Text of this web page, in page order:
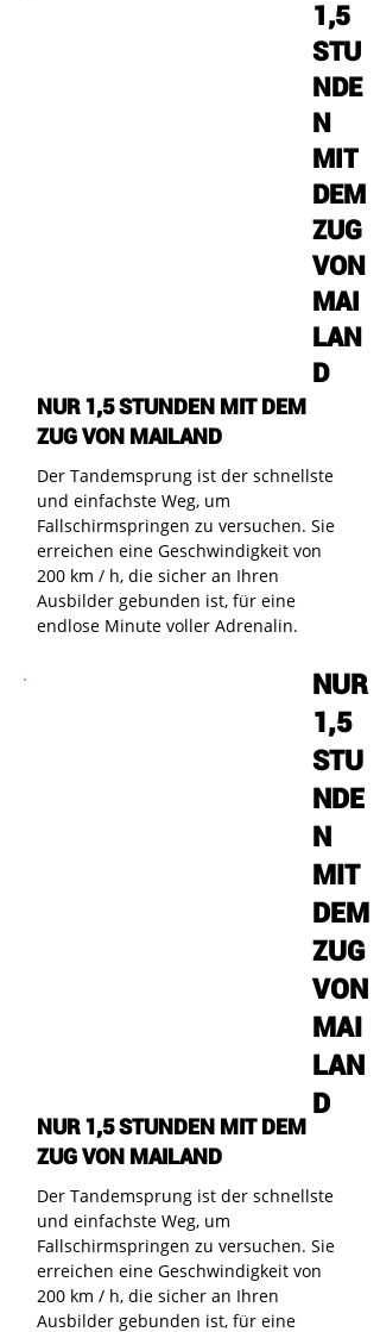
1,5
STU
NDE
N
MIT
DEM
ZUG
VON
MAI
LAN
D
NUR 1,5 STUNDEN MIT DEM
ZUG VON MAILAND
Der Tandemsprung ist der schnellste
und einfachste Weg, um
Fallschirmspringen zu versuchen. Sie
erreichen eine Geschwindigkeit von
200 km / h, die sicher an Ihren
Ausbilder gebunden ist, für eine
endlose Minute voller Adrenalin.
NUR
1,5
STU
NDE
N
MIT
DEM
ZUG
VON
MAI
LAN
D
NUR 1,5 STUNDEN MIT DEM
ZUG VON MAILAND
Der Tandemsprung ist der schnellste
und einfachste Weg, um
Fallschirmspringen zu versuchen. Sie
erreichen eine Geschwindigkeit von
200 km / h, die sicher an Ihren
Ausbilder gebunden ist, für eine